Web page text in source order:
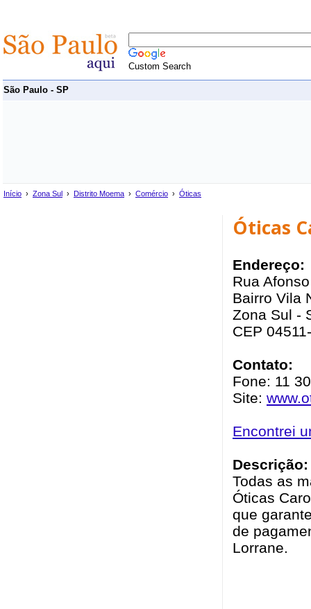
Custom Search
São Paulo - SP
Início › Zona Sul › Distrito Moema › Comércio › Óticas
Óticas
Endereço:
Rua
Bairro Vila
Zona Sul -
CEP
Contato:
Fone: 11
Site:
Encontrei
Descrição:
Todas as
Óticas
que
de
Lorrane.